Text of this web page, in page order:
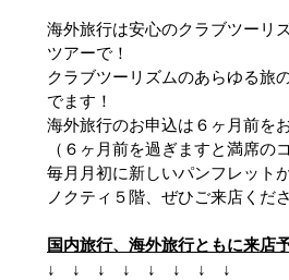
海外旅行は安心のクラブツーリ
ツアーで！
クラブツーリズムのあらゆる旅
でます！
海外旅行のお申込は６ヶ月前を
（６ヶ月前を過ぎますと満席の
毎月月初に新しいパンフレット
ノクティ５階、ぜひご来店くだ
国内旅行、海外旅行ともに来店
↓ ↓ ↓ ↓ ↓ ↓ ↓ ↓